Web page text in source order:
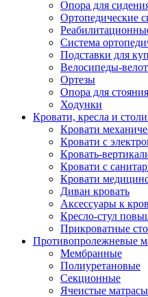
Опора для
Ортопедические
Система
Подставки для
Велосипеды-
Ортезы
Опора для стояния
Ходунки
Кровати, кресла и
Кровати
Кровати с
Кровать-
Кровати с
Кровати
Диван кровать
Аксессуары к
Кресло-стул
Прикроватные
Противопролежневые
Мембранные
Полиуретановые
Секционные
Ячеистые матрасы